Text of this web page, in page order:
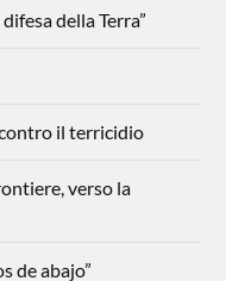
della Terra”
il terricidio
verso la
de abajo”